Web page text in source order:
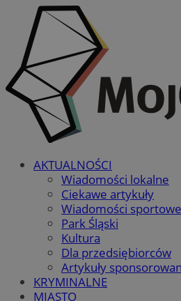
AKTUALNOŚCI
Wiadomości lokalne
Ciekawe artykuły
Wiadomości sportowe
Park Śląski
Kultura
Dla przedsiębiorców
Artykuły
KRYMINALNE
MIASTO